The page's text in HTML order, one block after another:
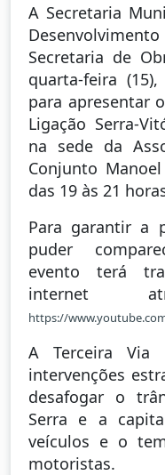
A Secretaria
Desenvolvimento
Secretaria de
quarta-feira
para apresentar
Ligação Serra-
na sede da
Conjunto
das 19 às 21
Para garantir a
puder
evento terá
internet
https://
A Terceira Via
intervenções
desafogar o
Serra e a
veículos e o
motoristas.